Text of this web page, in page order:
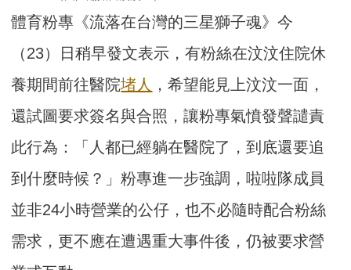
體育粉專《流落在台灣的三星獅子魂》今
（23）日稍早發文表示，有粉絲在汶汶住院休
養期間前往醫院堵人 ，希望能見上汶汶一面，
還試圖要求簽名與合照，讓粉專氣憤發聲譴責
此行為：「人都已經躺在醫院了，到底還要追
到什麼時候？」粉專進一步強調，啦啦隊成員
並非24小時營業的公仔，也不必隨時配合粉絲
需求，更不應在遭遇重大事件後，仍被要求營